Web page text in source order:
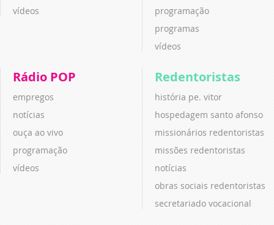
vídeos
programação
programas
vídeos
Rádio POP
empregos
notícias
ouça ao vivo
programação
vídeos
Redentoristas
história pe. vitor
hospedagem santo afonso
missionários redentoristas
missões redentoristas
notícias
obras sociais redentoristas
secretariado vocacional